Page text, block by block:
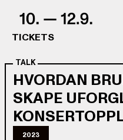
TICKETS
TALK
HVORDAN
SKAPE
2023